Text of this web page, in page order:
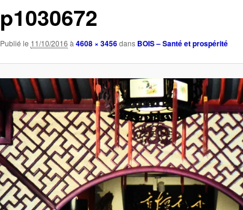
p1030672
Publié le 11/10/2016 à 4608 × 3456dans BOIS – Santé et prospérité